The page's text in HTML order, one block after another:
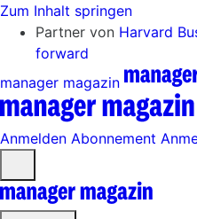
Zum Inhalt springen
Partner von Harvard
forward
manager magazin
Anmelden Abonnement
öffnen